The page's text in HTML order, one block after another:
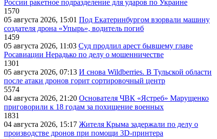
России ракетное подразделение для ударов по Украине
1570
05 августа 2026, 15:01 Под Екатеринбургом взорвали машину
создателя дрона «Упырь», водитель погиб
1459
05 августа 2026, 11:03 Суд продлил арест бывшему главе
Росавиации Нерадько по делу о мошенничестве
1301
05 августа 2026, 07:13 И снова Wildberries. В Тульской области
после атаки дронов горит сортировочный центр
5574
04 августа 2026, 21:20 Основателя ЧВК «Ястреб» Марущенко
приговорили к 18 годам за похищение военных
1831
04 августа 2026, 15:17 Жителя Крыма задержали по делу о
производстве дронов при помощи 3D‑принтера